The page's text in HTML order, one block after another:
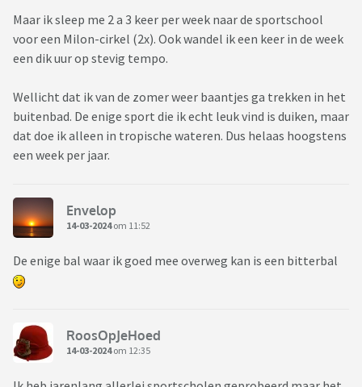
Maar ik sleep me 2 a 3 keer per week naar de sportschool
voor een Milon-cirkel (2x). Ook wandel ik een keer in de week
een dik uur op stevig tempo.
Wellicht dat ik van de zomer weer baantjes ga trekken in het
buitenbad. De enige sport die ik echt leuk vind is duiken, maar
dat doe ik alleen in tropische wateren. Dus helaas hoogstens
een week per jaar.
Envelop
14-03-2024om 11:52
De enige bal waar ik goed mee overweg kan is een bitterbal
RoosOpJeHoed
14-03-2024om 12:35